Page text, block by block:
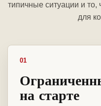
типичные ситуации и
для
01
на старте